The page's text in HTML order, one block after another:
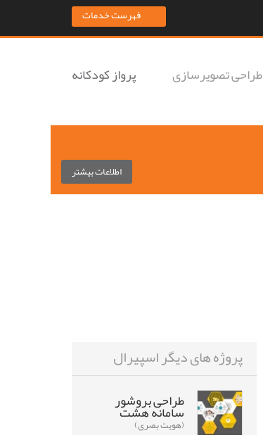
فهرست خدمات
طراحی تصویرسازی پرواز کودکانه
اطلاعات بیشتر
پروژه های دیگر اسپیرال
طراحی بروشور
سامانه هشت
(هویت بصری)